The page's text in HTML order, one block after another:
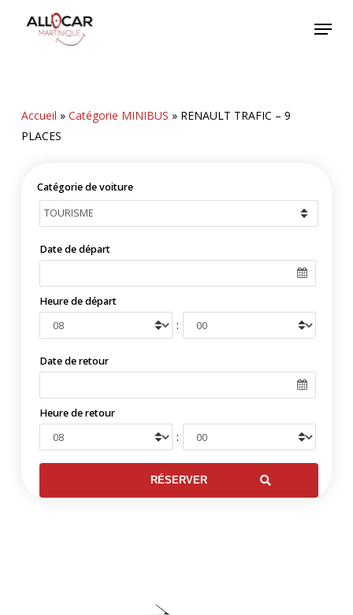
Menu
Accueil » Catégorie MINIBUS » RENAULT TRAFIC – 9
PLACES
Catégorie de voiture
Date de départ
Heure de départ
:
Date de retour
Heure de retour
: